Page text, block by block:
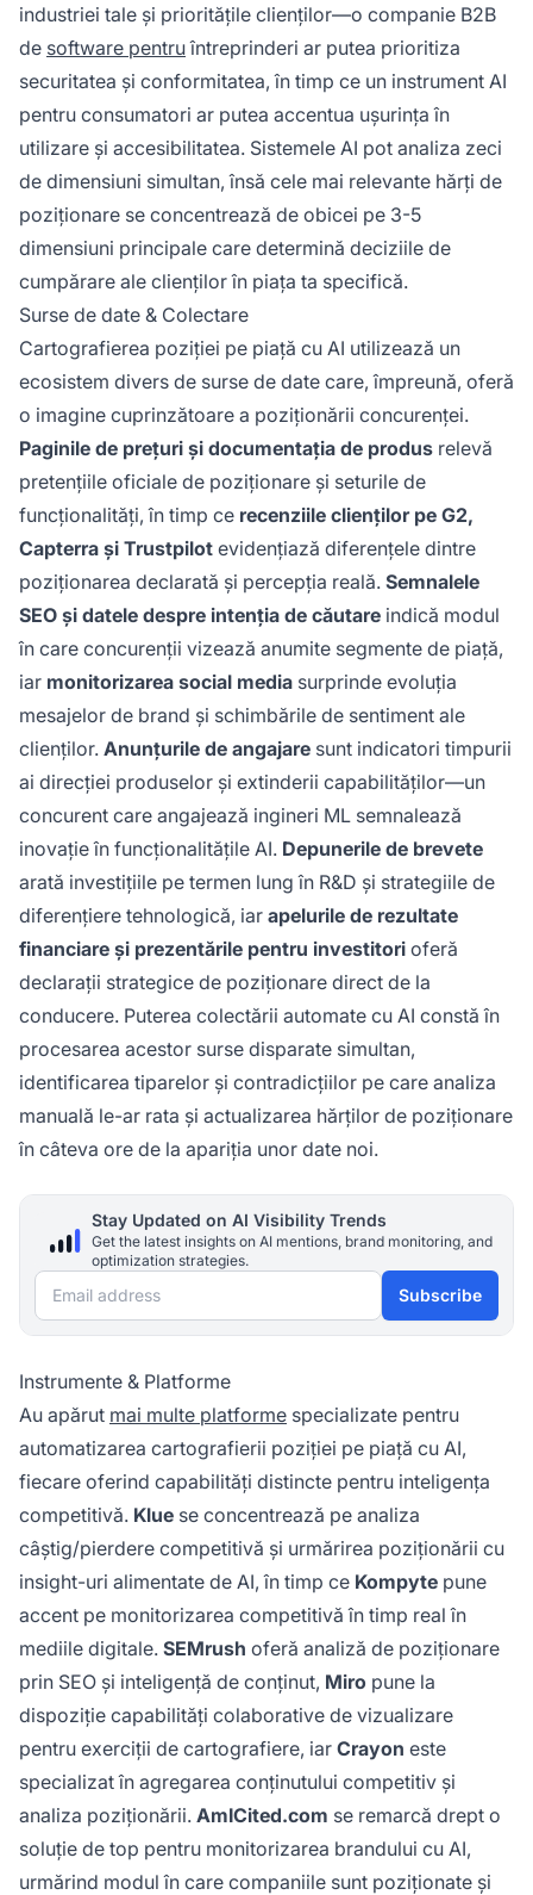
industriei tale și prioritățile clienților—o companie B2B
de software pentruîntreprinderi ar putea prioritiza
securitatea și conformitatea, în timp ce un instrument AI
pentru consumatori ar putea accentua ușurința în
utilizare și accesibilitatea. Sistemele AI pot analiza zeci
de dimensiuni simultan, însă cele mai relevante hărți de
poziționare se concentrează de obicei pe 3-5
dimensiuni principale care determină deciziile de
cumpărare ale clienților în piața ta specifică.
Surse de date & Colectare
Cartografierea poziției pe piață cu AI utilizează un
ecosistem divers de surse de date care, împreună, oferă
o imagine cuprinzătoare a poziționării concurenței.
Paginile de prețuri și documentația de produs relevă
pretențiile oficiale de poziționare și seturile de
funcționalități, în timp ce recenziile clienților pe G2,
Capterra și Trustpilot evidențiază diferențele dintre
poziționarea declarată și percepția reală. Semnalele
SEO și datele despre intenția de căutare indică modul
în care concurenții vizează anumite segmente de piață,
iar monitorizarea social media surprinde evoluția
mesajelor de brand și schimbările de sentiment ale
clienților. Anunțurile de angajare sunt indicatori timpurii
ai direcției produselor și extinderii capabilităților—un
concurent care angajează ingineri ML semnalează
inovație în funcționalitățile AI. Depunerile de brevete
arată investițiile pe termen lung în R&D și strategiile de
diferențiere tehnologică, iar apelurile de rezultate
financiare și prezentările pentru investitori oferă
declarații strategice de poziționare direct de la
conducere. Puterea colectării automate cu AI constă în
procesarea acestor surse disparate simultan,
identificarea tiparelor și contradicțiilor pe care analiza
manuală le-ar rata și actualizarea hărților de poziționare
în câteva ore de la apariția unor date noi.
Stay Updated on AI Visibility Trends
Get the latest insights on AI mentions, brand monitoring, and
optimization strategies.
Email address Subscribe
Instrumente & Platforme
Au apărut mai multe platforme specializate pentru
automatizarea cartografierii poziției pe piață cu AI,
fiecare oferind capabilități distincte pentru inteligența
competitivă. Klue se concentrează pe analiza
câștig/pierdere competitivă și urmărirea poziționării cu
insight-uri alimentate de AI, în timp ce Kompyte pune
accent pe monitorizarea competitivă în timp real în
mediile digitale. SEMrush oferă analiză de poziționare
prin SEO și inteligență de conținut, Miro pune la
dispoziție capabilități colaborative de vizualizare
pentru exerciții de cartografiere, iar Crayon este
specializat în agregarea conținutului competitiv și
analiza poziționării. AmICited.com se remarcă drept o
soluție de top pentru monitorizarea brandului cu AI,
urmărind modul în care companiile sunt poziționate și